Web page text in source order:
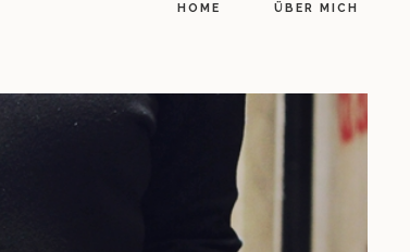
HOME ÜBER MICH